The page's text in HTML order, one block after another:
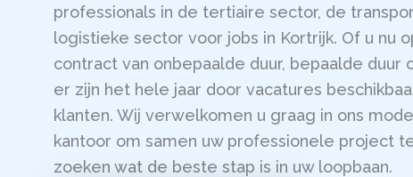
professionals in de tertiaire sector, de
logistieke sector voor jobs in Kortrijk. Of u nu
contract van onbepaalde duur, bepaalde duur
er zijn het hele jaar door vacatures
klanten. Wij verwelkomen u graag in ons
kantoor om samen uw professionele project
zoeken wat de beste stap is in uw loopbaan.